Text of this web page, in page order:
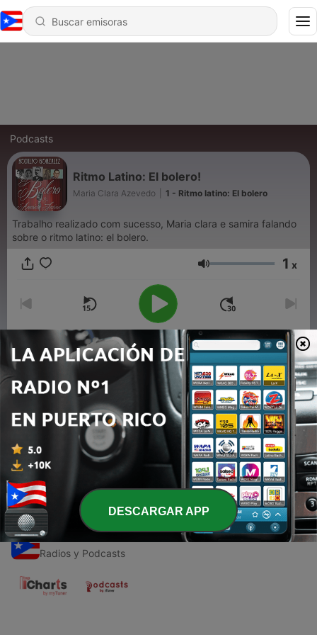
Podcasts
Ritmo Latino: El bolero!
Maria Clara Azevedo 1 - Ritmo latino: El bolero
Trabalho realizado com sucesso, Maria clara e samira falando
sobre o ritmo latino: el bolero.
Volumen 1 x
00:00
Episodios
1 - Ritmo latino: El bolero
12 abr. 2021
Emisoras de Puerto Rico
Radios y Podcasts
DESCARGAR APP